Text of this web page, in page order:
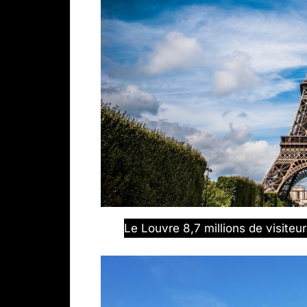
Le Louvre 8,7 millions de